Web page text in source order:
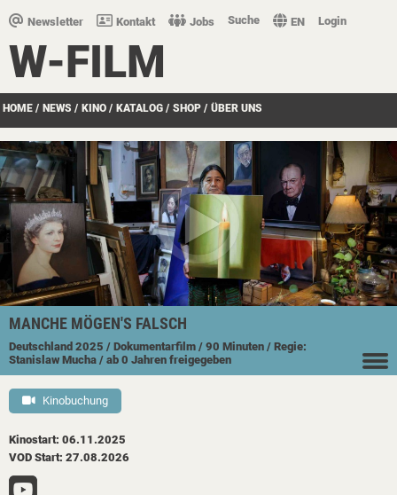
Newsletter Kontakt Jobs Suche EN Login
W-FILM
HOME / NEWS / KINO / KATALOG / SHOP / ÜBER UNS
MANCHE MÖGEN'S FALSCH
Deutschland 2025 / Dokumentarfilm / 90 Minuten / Regie:
Stanislaw Mucha / ab 0 Jahren freigegeben
Kinobuchung
Kinostart: 06.11.2025
VOD Start: 27.08.2026